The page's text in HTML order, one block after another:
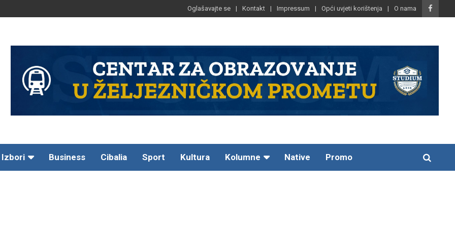
Oglašavajte se Kontakt Impressum Opći uvjeti korištenja O nama
Izbori Business Cibalia Sport Kultura Kolumne Native Promo